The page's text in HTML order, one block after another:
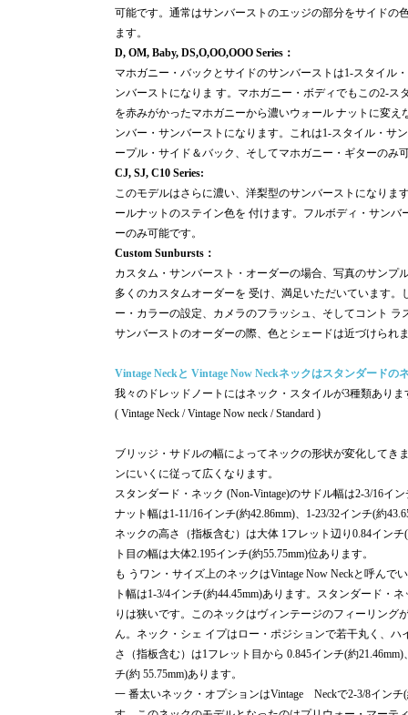
可能です。通常はサンバーストのエッジの部分をサイドの
ます。
D, OM, Baby, DS,O,OO,OOO Series：
マホガニー・バックとサイドのサンバーストは1-スタイル
ンバーストになりま す。マホガニー・ボディでもこの2-
を赤みがかったマホガニーから濃いウォール ナットに変
ンバー・サンバーストになります。これは1-スタイル・サ
ープル・サイド＆バック、そしてマホガニー・ギターのみ
CJ, SJ, C10 Series:
このモデルはさらに濃い、洋梨型のサンバーストになり
ールナットのステイン色を 付けます。フルボディ・サン
ーのみ可能です。
Custom Sunbursts：
カスタム・サンバースト・オーダーの場合、写真のサン
多くのカスタムオーダーを 受け、満足いただいています
ー・カラーの設定、カメラのフラッシュ、そしてコント
サンバーストのオーダーの際、色とシェードは近づけられ
Vintage Neckと Vintage Now Neckネックはスタンダードの
我々のドレッドノートにはネック・スタイルが3種類ありま
( Vintage Neck / Vintage Now neck / Standard )
ブリッジ・サドルの幅によってネックの形状が変化して
ンにいくに従って広くなります。
スタンダード・ネック (Non-Vintage)のサドル幅は2-3/16イ
ナット幅は1-11/16インチ(約42.86mm)、1-23/32インチ(約
ネックの高さ（指板含む）は大体 1フレット辺り0.84イン
ト目の幅は大体2.195インチ(約55.75mm)位あります。
も うワン・サイズ上のネックはVintage Now Neckと呼んで
ト幅は1-3/4インチ(約44.45mm)あります。スタンダード・
りは狭いです。このネックはヴィンテージのフィーリン
ん。ネック・シェ イプはロー・ポジションで若干丸く、
さ（指板含む）は1フレット目から 0.845インチ(約
チ(約 55.75mm)あります。
一 番太いネック・オプションはVintage Neckで2-3/8インチ